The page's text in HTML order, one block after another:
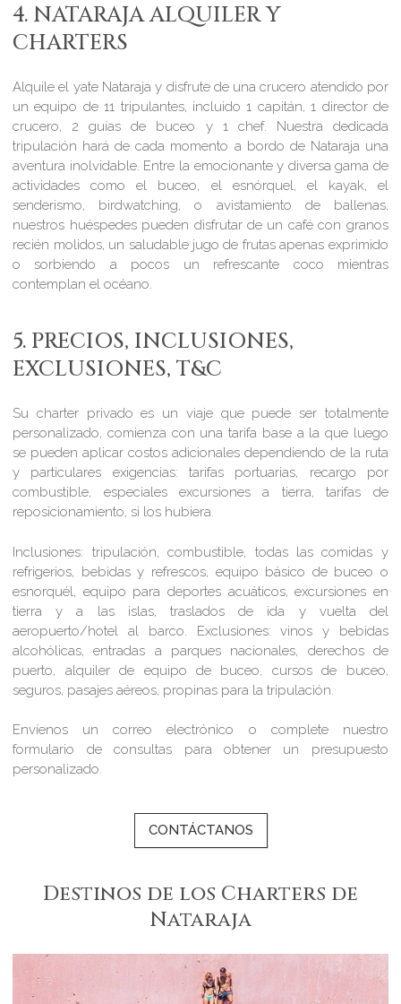
4. NATARAJA ALQUILER Y
CHARTERS
Alquile el yate Nataraja y disfrute de una crucero atendido por
un equipo de 11 tripulantes, incluido 1 capitán, 1 director de
crucero, 2 guías de buceo y 1 chef. Nuestra dedicada
tripulación hará de cada momento a bordo de Nataraja una
aventura inolvidable. Entre la emocionante y diversa gama de
actividades como el buceo, el esnórquel, el kayak, el
senderismo, birdwatching, o avistamiento de ballenas,
nuestros huéspedes pueden disfrutar de un café con granos
recién molidos, un saludable jugo de frutas apenas exprimido
o sorbiendo a pocos un refrescante coco mientras
contemplan el océano.
5. PRECIOS, INCLUSIONES,
EXCLUSIONES, T&C
Su charter privado es un viaje que puede ser totalmente
personalizado, comienza con una tarifa base a la que luego
se pueden aplicar costos adicionales dependiendo de la ruta
y particulares exigencias: tarifas portuarias, recargo por
combustible, especiales excursiones a tierra, tarifas de
reposicionamiento, si los hubiera.
Inclusiones: tripulación, combustible, todas las comidas y
refrigerios, bebidas y refrescos, equipo básico de buceo o
esnorquél, equipo para deportes acuáticos, excursiones en
tierra y a las islas, traslados de ida y vuelta del
aeropuerto/hotel al barco. Exclusiones: vinos y bebidas
alcohólicas, entradas a parques nacionales, derechos de
puerto, alquiler de equipo de buceo, cursos de buceo,
seguros, pasajes aéreos, propinas para la tripulación.
Envíenos un correo electrónico o complete nuestro
formulario de consultas para obtener un presupuesto
personalizado.
CONTÁCTANOS
Destinos de los Charters de
Nataraja